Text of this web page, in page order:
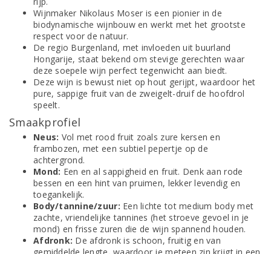
Wijnmaker Nikolaus Moser is een pionier in de
biodynamische wijnbouw en werkt met het grootste
respect voor de natuur.
De regio Burgenland, met invloeden uit buurland
Hongarije, staat bekend om stevige gerechten waar
deze soepele wijn perfect tegenwicht aan biedt.
Deze wijn is bewust niet op hout gerijpt, waardoor het
pure, sappige fruit van de zweigelt-druif de hoofdrol
speelt.
Smaakprofiel
Neus: Vol met rood fruit zoals zure kersen en
frambozen, met een subtiel pepertje op de
achtergrond.
Mond: Een en al sappigheid en fruit. Denk aan rode
bessen en een hint van pruimen, lekker levendig en
toegankelijk.
Body/tannine/zuur: Een lichte tot medium body met
zachte, vriendelijke tannines (het stroeve gevoel in je
mond) en frisse zuren die de wijn spannend houden.
Afdronk: De afdronk is schoon, fruitig en van